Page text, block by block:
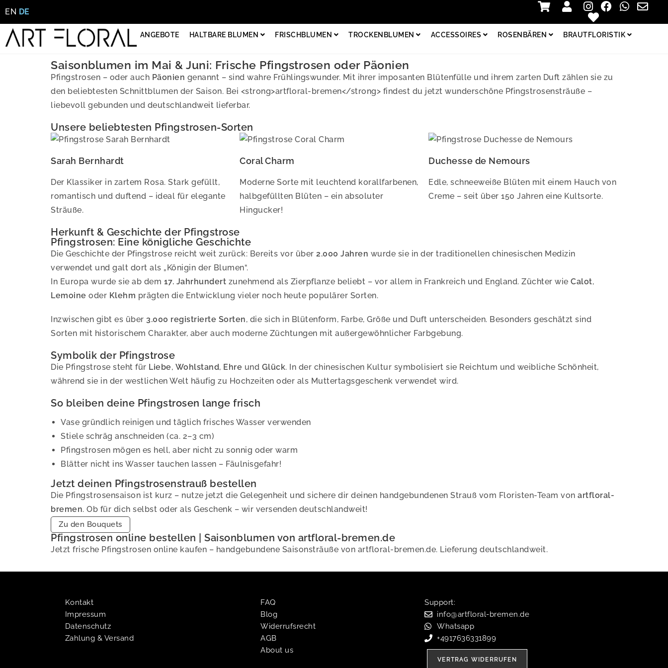
EN DE
ANGEBOTE HALTBARE BLUMEN FRISCHBLUMEN TROCKENBLUMEN ACCESSOIRES ROSENBÄREN BRAUTFLORISTIK
Saisonblumen im Mai & Juni: Frische Pfingstrosen oder Päonien
Pfingstrosen – oder auch Päonien genannt – sind wahre Frühlingswunder. Mit ihrer imposanten Blütenfülle und ihrem zarten Duft zählen sie zu
den beliebtesten Schnittblumen der Saison. Bei <strong>artfloral-bremen</strong> findest du jetzt wunderschöne Pfingstrosensträuße –
liebevoll gebunden und deutschlandweit lieferbar.
Unsere beliebtesten Pfingstrosen-Sorten
Sarah Bernhardt
Der Klassiker in zartem Rosa. Stark gefüllt,
romantisch und duftend – ideal für elegante
Sträuße.
Coral Charm
Moderne Sorte mit leuchtend korallfarbenen,
halbgefüllten Blüten – ein absoluter
Hingucker!
Duchesse de Nemours
Edle, schneeweiße Blüten mit einem Hauch von
Creme – seit über 150 Jahren eine Kultsorte.
Herkunft & Geschichte der Pfingstrose
Pfingstrosen: Eine königliche Geschichte
Die Geschichte der Pfingstrose reicht weit zurück: Bereits vor über 2.000 Jahren wurde sie in der traditionellen chinesischen Medizin
verwendet und galt dort als „Königin der Blumen“.
In Europa wurde sie ab dem 17. Jahrhundert zunehmend als Zierpflanze beliebt – vor allem in Frankreich und England. Züchter wie Calot,
Lemoine oder Klehm prägten die Entwicklung vieler noch heute populärer Sorten.
Inzwischen gibt es über 3.000 registrierte Sorten, die sich in Blütenform, Farbe, Größe und Duft unterscheiden. Besonders geschätzt sind
Sorten mit historischem Charakter, aber auch moderne Züchtungen mit außergewöhnlicher Farbgebung.
Symbolik der Pfingstrose
Die Pfingstrose steht für Liebe, Wohlstand, Ehre und Glück. In der chinesischen Kultur symbolisiert sie Reichtum und weibliche Schönheit,
während sie in der westlichen Welt häufig zu Hochzeiten oder als Muttertagsgeschenk verwendet wird.
So bleiben deine Pfingstrosen lange frisch
Vase gründlich reinigen und täglich frisches Wasser verwenden
Stiele schräg anschneiden (ca. 2–3 cm)
Pfingstrosen mögen es hell, aber nicht zu sonnig oder warm
Blätter nicht ins Wasser tauchen lassen – Fäulnisgefahr!
Jetzt deinen Pfingstrosenstrauß bestellen
Die Pfingstrosensaison ist kurz – nutze jetzt die Gelegenheit und sichere dir deinen handgebundenen Strauß vom Floristen-Team von artfloral-
bremen. Ob für dich selbst oder als Geschenk – wir versenden deutschlandweit!
Zu den Bouquets
Pfingstrosen online bestellen | Saisonblumen von artfloral-bremen.de
Jetzt frische Pfingstrosen online kaufen – handgebundene Saisonsträuße von artfloral-bremen.de. Lieferung deutschlandweit.
Kontakt
Impressum
Datenschutz
Zahlung & Versand
FAQ
Blog
Widerrufsrecht
AGB
About us
Support:​
info@artfloral-bremen.de
Whatsapp
+4917636331899
VERTRAG WIDERRUFEN